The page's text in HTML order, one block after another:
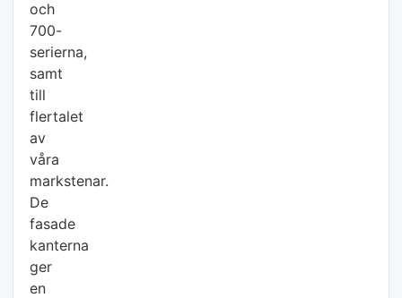
och
700-
serierna,
samt
till
flertalet
av
våra
markstenar.
De
fasade
kanterna
ger
en